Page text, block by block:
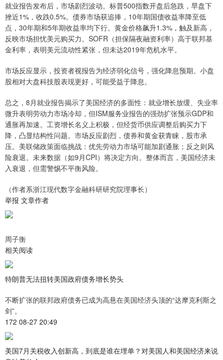
就业报告发布后，市场剧烈波动。标普500指数开盘后急跌，早盘下
挫近1%，收跌0.5%。债券市场获追捧，10年期国债收益率降至低
点，30年期和5年期收益率均下行。黄金价格飙升1.3%，触及新高，
反映市场担忧美元购买力。SOFR（担保隔夜融资利率）高于联邦基
金利率，表明美元流动性紧张，但未达2019年危机水平。
市场反应显示，投资者视报告为经济弱化信号，强化降息预期。小盘
股相对大盘科技股表现更好，可能受益于降息。
总之，8月就业报告揭示了美国经济的多面性：就业增长放缓、失业率
微升表明劳动力市场冷却，但ISM服务业报告的强劲扩张预示GDP和
通胀再加速。工资增长名义上积极，但经货币供应调整后购买力下
降，凸显结构性问题。市场反应剧烈，债券和黄金获青睐，股市承
压。美联储政策面临挑战：优先劳动力市场可能加剧通胀；反之则风
险衰退。未来数据（如9月CPI）将决定方向。整体而言，美国经济未
入衰退，但需警惕不平衡风险。
（作者系浙江现代数字金融科研研究院理事长）
举报 文章作者
周子衡
相关阅读
特朗普无法扭转美国政府债务增长势头
不断扩张的联邦政府债务已成为高悬在美国经济头顶的“达摩克利斯之
剑”。
172 08-27 20:49
美国7月关税收入创新高，到底是谁在埋单？对美国人和美国经济来说